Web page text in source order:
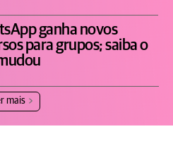
ganha novos
para grupos; saiba o
mais